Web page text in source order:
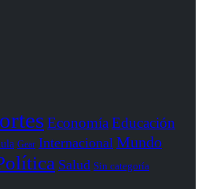
Economía Educación
Gear Internacional Mundo
Salud Sin categoría